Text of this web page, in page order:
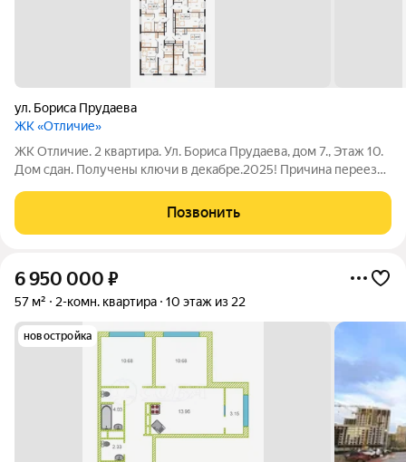
ул. Бориса Прудаева
ЖК «Отличие»
ЖК Отличие. 2 квартира. Ул. Бориса Прудаева, дом 7., Этаж 10.
Дом сдан. Получены ключи в декабре.2025! Причина переезд
кухней 14 квм!
Позвонить
6 950 000 ₽
57 м² 2-комн. квартира 10 этаж из 22
новостройка